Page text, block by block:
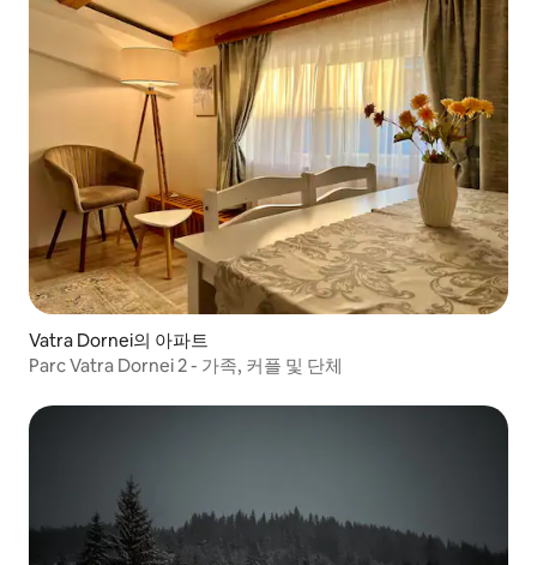
Vatra Dornei의 아파트
Parc Vatra Dornei 2 - 가족, 커플 및 단체